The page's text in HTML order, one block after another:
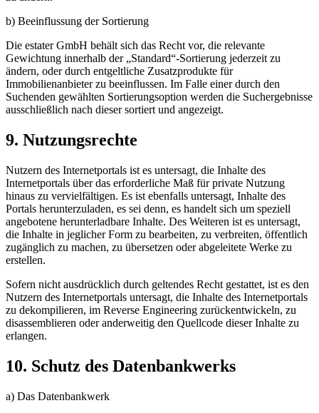
b) Beeinflussung der Sortierung
Die estater GmbH behält sich das Recht vor, die relevante
Gewichtung innerhalb der „Standard“-Sortierung jederzeit zu
ändern, oder durch entgeltliche Zusatzprodukte für
Immobilienanbieter zu beeinflussen. Im Falle einer durch den
Suchenden gewählten Sortierungsoption werden die Suchergebnisse
ausschließlich nach dieser sortiert und angezeigt.
9. Nutzungsrechte
Nutzern des Internetportals ist es untersagt, die Inhalte des
Internetportals über das erforderliche Maß für private Nutzung
hinaus zu vervielfältigen. Es ist ebenfalls untersagt, Inhalte des
Portals herunterzuladen, es sei denn, es handelt sich um speziell
angebotene herunterladbare Inhalte. Des Weiteren ist es untersagt,
die Inhalte in jeglicher Form zu bearbeiten, zu verbreiten, öffentlich
zugänglich zu machen, zu übersetzen oder abgeleitete Werke zu
erstellen.
Sofern nicht ausdrücklich durch geltendes Recht gestattet, ist es den
Nutzern des Internetportals untersagt, die Inhalte des Internetportals
zu dekompilieren, im Reverse Engineering zurückentwickeln, zu
disassemblieren oder anderweitig den Quellcode dieser Inhalte zu
erlangen.
10. Schutz des Datenbankwerks
a) Das Datenbankwerk